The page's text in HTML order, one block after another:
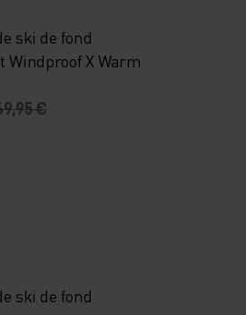
ski de fond
Windproof X Warm
€
ski de fond